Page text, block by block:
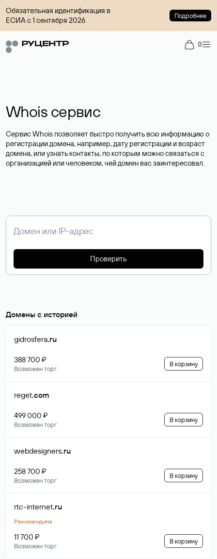
Обязательная идентификация в
ЕСИА с 1 сентября 2026
Подробнее
0
Whois сервис
Сервис Whois позволяет быстро получить всю информацию о
регистрации домена, например, дату регистрации и возраст
домена, или узнать контакты, по которым можно связаться с
организацией или человеком, чей домен вас заинтересовал.
Проверить
Домены с историей
gidrosfera.ru
388 700 ₽
Возможен торг
В корзину
reget.com
499 000 ₽
Возможен торг
В корзину
webdesigners.ru
258 700 ₽
Возможен торг
В корзину
rtc-internet.ru
Рекомендуем
11 700 ₽
Возможен торг
В корзину